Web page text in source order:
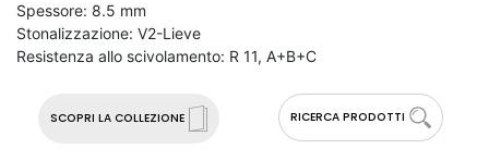
SCOPRI LA COLLEZIONE RICERCA PRODOTTI
Spessore: 8.5 mm
Stonalizzazione: V2-Lieve
Resistenza allo scivolamento: R 11, A+B+C